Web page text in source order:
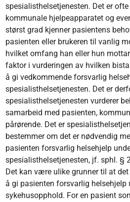
spesialisthelsetjenesten. Det er
kommunale hjelpeapparatet og
størst grad kjenner pasientens
pasienten eller brukeren til vanlig
hvilket omfang han eller hun
faktor i vurderingen av hvilken
å gi vedkommende forsvarlig
spesialisthelsetjenesten. Det er
spesialisthelsetjenesten vurderer
samarbeid med pasienten,
pårørende. Det er
bestemmer om det er nødvendig
pasienten forsvarlig helsehjelp
spesialisthelsetjenesten, jf. sphl. §
Det kan være ulike grunner til at
å gi pasienten forsvarlig helsehjelp
sykehusopphold. For en pasient